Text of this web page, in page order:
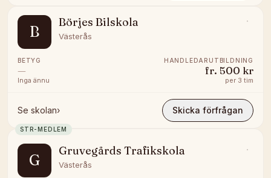
B
Börjes Bilskola
Västerås
BETYG
—
Inga ännu
HANDLEDARUTBILDNING
fr. 500 kr
per 3 tim
Se skolan› Skicka förfrågan
STR-MEDLEM
G
Gruvegårds Trafikskola
Västerås